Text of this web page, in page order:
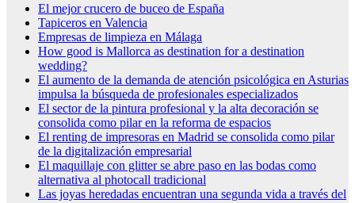
El mejor crucero de buceo de España
Tapiceros en Valencia
Empresas de limpieza en Málaga
How good is Mallorca as destination for a destination
wedding?
El aumento de la demanda de atención psicológica en Asturias
impulsa la búsqueda de profesionales especializados
El sector de la pintura profesional y la alta decoración se
consolida como pilar en la reforma de espacios
El renting de impresoras en Madrid se consolida como pilar
de la digitalización empresarial
El maquillaje con glitter se abre paso en las bodas como
alternativa al photocall tradicional
Las joyas heredadas encuentran una segunda vida a través del